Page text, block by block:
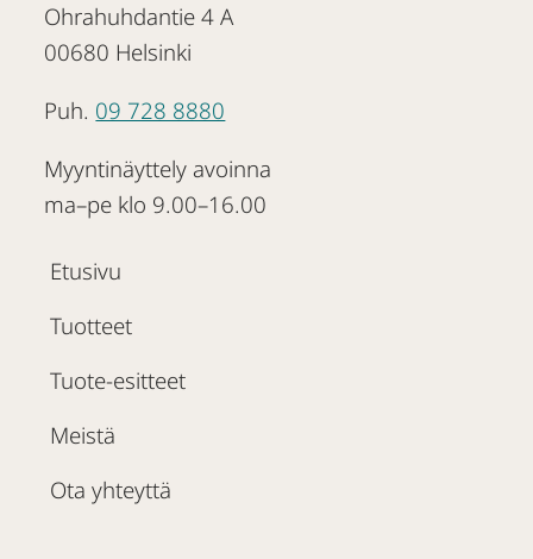
Ohrahuhdantie 4 A
00680 Helsinki
Puh. 09 728 8880
Myyntinäyttely avoinna
ma–pe klo 9.00–16.00
Etusivu
Tuotteet
Tuote-esitteet
Meistä
Ota yhteyttä